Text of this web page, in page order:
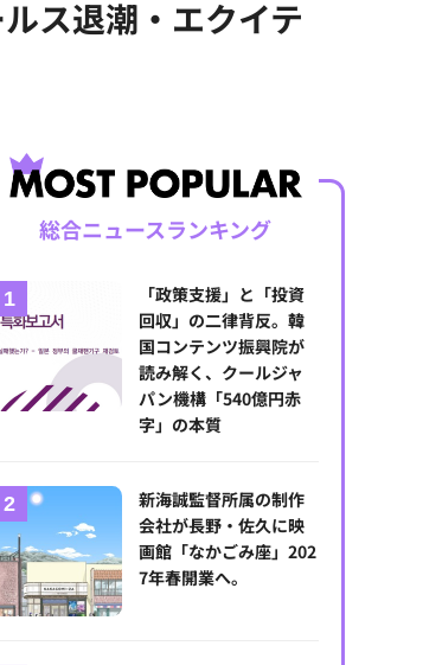
ス退潮・エクイテ
総合ニュースランキング
「政策支援」と「投資
回収」の二律背反。韓
国コンテンツ振興院が
読み解く、クールジャ
パン機構「540億円赤
字」の本質
新海誠監督所属の制作
会社が長野・佐久に映
画館「なかごみ座」202
7年春開業へ。